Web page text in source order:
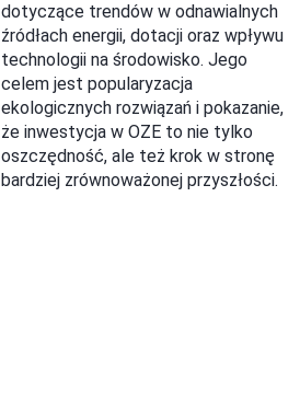
dotyczące trendów w odnawialnych
źródłach energii, dotacji oraz wpływu
technologii na środowisko. Jego
celem jest popularyzacja
ekologicznych rozwiązań i pokazanie,
że inwestycja w OZE to nie tylko
oszczędność, ale też krok w stronę
bardziej zrównoważonej przyszłości.